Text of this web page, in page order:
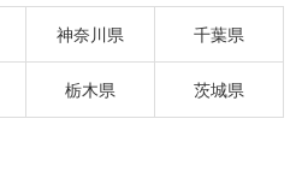
神奈川県 千葉県
栃木県 茨城県